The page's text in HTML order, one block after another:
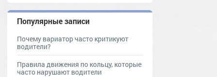
Популярные записи
Почему вариатор часто критикуют
водители?
Правила движения по кольцу, которые
часто нарушают водители